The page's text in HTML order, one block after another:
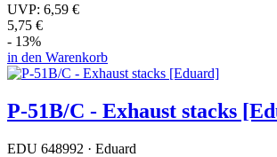
UVP: 6,59 €
5,75 €
- 13%
in den Warenkorb
P-51B/C - Exhaust stacks
EDU 648992 · Eduard